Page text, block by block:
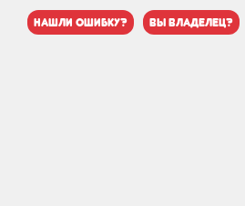
нашли ошибку? вы владелец?